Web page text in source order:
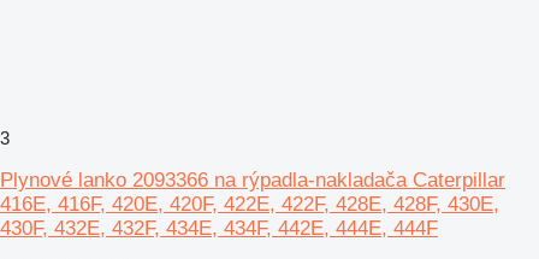
3
Plynové lanko 2093366 na rýpadla-nakladača Caterpillar
416E, 416F, 420E, 420F, 422E, 422F, 428E, 428F, 430E,
430F, 432E, 432F, 434E, 434F, 442E, 444E, 444F